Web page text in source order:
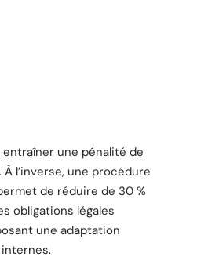
une pénalité de
l’inverse, une procédure
de réduire de 30 %
obligations légales
une adaptation